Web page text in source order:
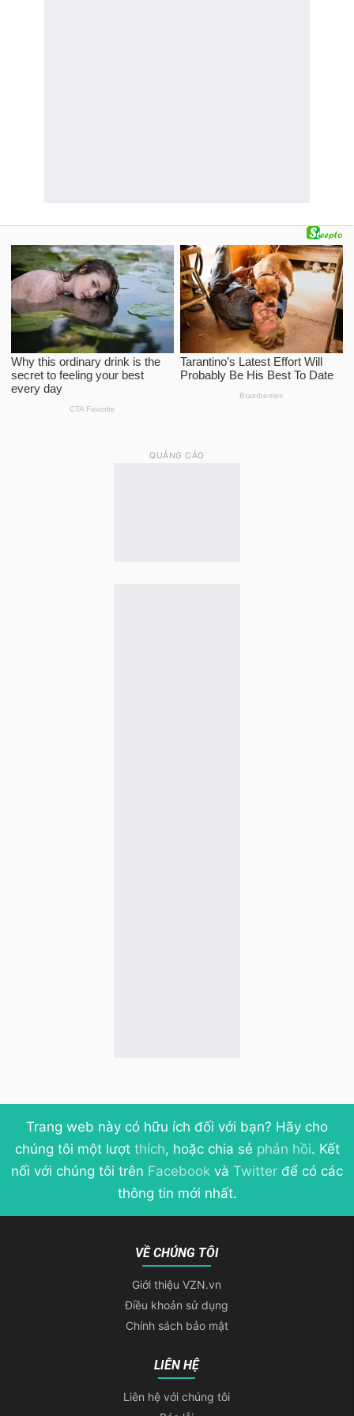
QUẢNG CÁO
Trang web này có hữu ích đối với bạn? Hãy cho
chúng tôi một lượt thích, hoặc chia sẻ phản hồi. Kết
nối với chúng tôi trên Facebook và Twitter để có các
thông tin mới nhất.
VỀ CHÚNG TÔI
Giới thiệu VZN.vn
Điều khoản sử dụng
Chính sách bảo mật
LIÊN HỆ
Liên hệ với chúng tôi